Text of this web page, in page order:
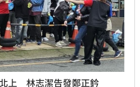
上 林志潔告發鄭正鈐